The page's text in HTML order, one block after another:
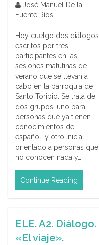
José Manuel De la
Fuente Ríos
Hoy cuelgo dos diálogos
escritos por tres
participantes en las
sesiones matutinas de
verano que se llevan a
cabo en la parroquia de
Santo Toribio. Se trata de
dos grupos, uno para
personas que ya tienen
conocimientos de
español, y otro inicial
orientado a personas que
no conocen nada y…
Continue Reading
ELE. A2. Diálogo.
«El viaje».